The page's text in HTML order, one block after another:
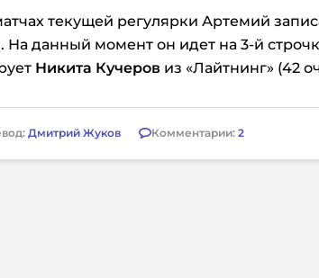
текущей регулярки Артемий
На данный момент он идет на 3-й
Никита Кучеров из «Лайтнинг» (42
Дмитрий Жуков Комментарии: 2